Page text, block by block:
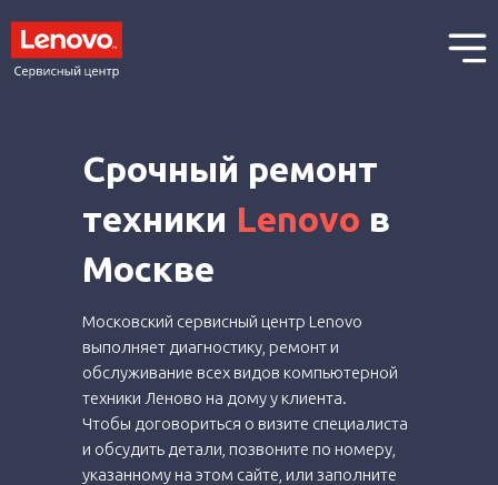
Срочный ремонт
техники Lenovo в
Москве
Московский сервисный центр Lenovo
выполняет диагностику, ремонт и
обслуживание всех видов компьютерной
техники Леново на дому у клиента.
Чтобы договориться о визите специалиста
и обсудить детали, позвоните по номеру,
указанному на этом сайте, или заполните